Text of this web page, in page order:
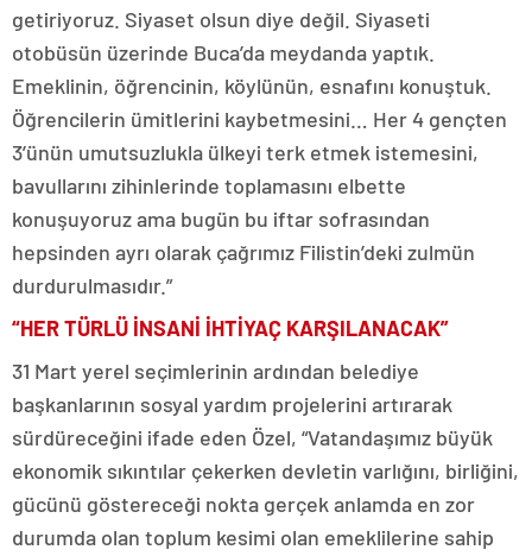
getiriyoruz. Siyaset olsun diye değil. Siyaseti
otobüsün üzerinde Buca’da meydanda yaptık.
Emeklinin, öğrencinin, köylünün, esnafını konuştuk.
Öğrencilerin ümitlerini kaybetmesini… Her 4 gençten
3’ünün umutsuzlukla ülkeyi terk etmek istemesini,
bavullarını zihinlerinde toplamasını elbette
konuşuyoruz ama bugün bu iftar sofrasından
hepsinden ayrı olarak çağrımız Filistin’deki zulmün
durdurulmasıdır.”
“HER TÜRLÜ İNSANİ İHTİYAÇ KARŞILANACAK”
31 Mart yerel seçimlerinin ardından belediye
başkanlarının sosyal yardım projelerini artırarak
sürdüreceğini ifade eden Özel, “Vatandaşımız büyük
ekonomik sıkıntılar çekerken devletin varlığını, birliğini,
gücünü göstereceği nokta gerçek anlamda en zor
durumda olan toplum kesimi olan emeklilerine sahip